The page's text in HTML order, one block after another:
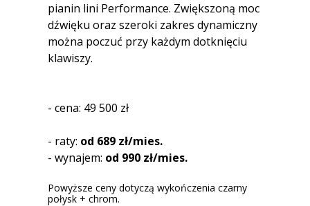
pianin lini Performance. Zwiększoną moc
dźwięku oraz szeroki zakres dynamiczny
można poczuć przy każdym dotknięciu
klawiszy.
- cena: 49 500 zł
- raty: od 689 zł/mies.
- wynajem: od 990 zł/mies.
Powyższe ceny dotyczą wykończenia czarny
połysk + chrom.